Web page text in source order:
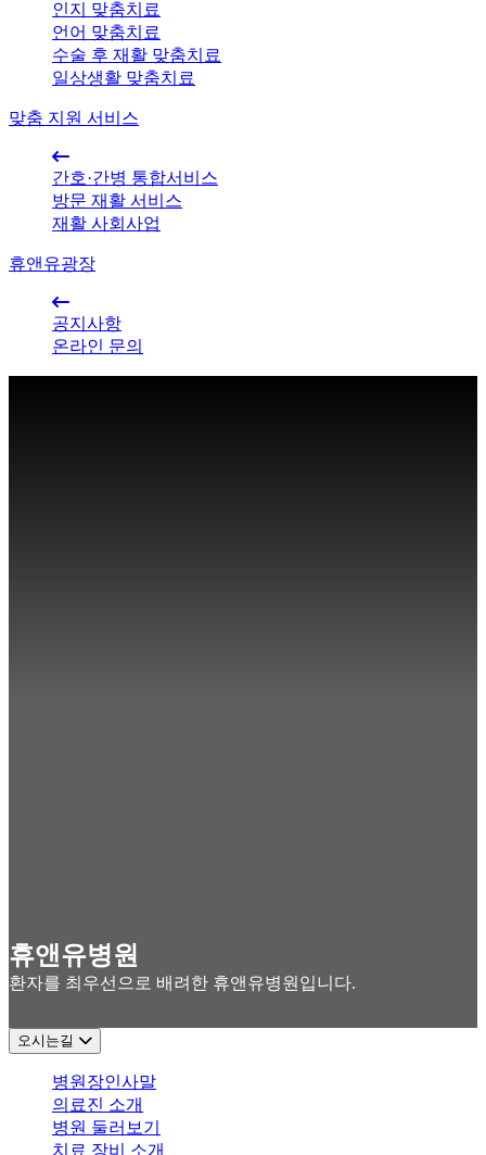
인지 맞춤치료
언어 맞춤치료
수술 후 재활 맞춤치료
일상생활 맞춤치료
맞춤 지원 서비스
간호·간병 통합서비스
방문 재활 서비스
재활 사회사업
휴앤유광장
공지사항
온라인 문의
휴앤유병원
환자를 최우선으로 배려한 휴앤유병원입니다.
오시는길
병원장인사말
의료진 소개
병원 둘러보기
치료 장비 소개